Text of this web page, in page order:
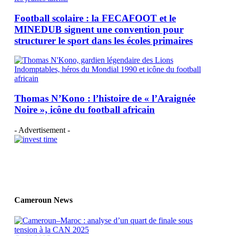
Football scolaire : la FECAFOOT et le
MINEDUB signent une convention pour
structurer le sport dans les écoles primaires
Thomas N’Kono : l’histoire de « l’Araignée
Noire », icône du football africain
- Advertisement -
Cameroun News